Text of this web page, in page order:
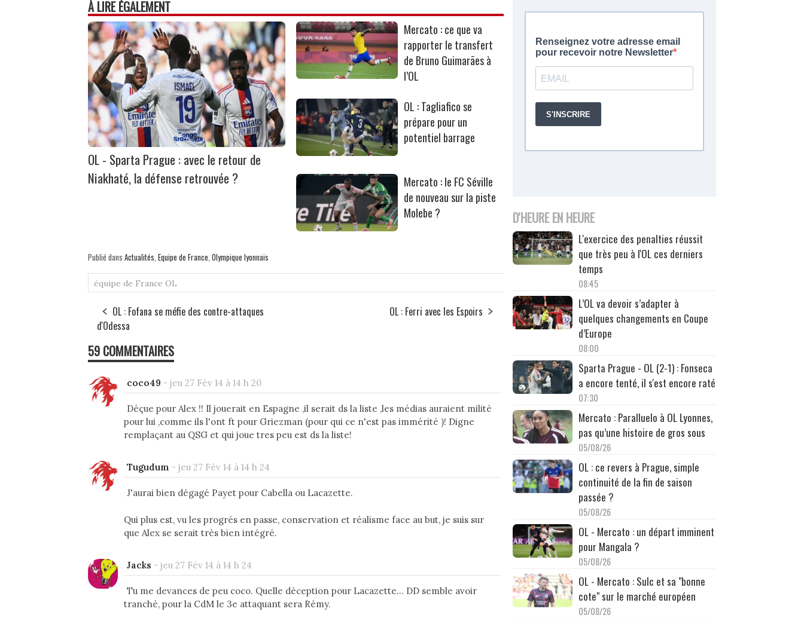
À LIRE ÉGALEMENT
OL - Sparta Prague : avec le retour de
Niakhaté, la défense retrouvée ?
Mercato : ce que va
rapporter le transfert
de Bruno Guimarães à
l’OL
OL : Tagliafico se
prépare pour un
potentiel barrage
Mercato : le FC Séville
de nouveau sur la piste
Molebe ?
Publié dans Actualités Equipe de France Olympique lyonnais
équipe de France OL
OL : Fofana se méfie des contre-attaques
d'Odessa
OL : Ferri avec les Espoirs
59 COMMENTAIRES
coco49 - jeu 27 Fév 14 à 14 h 20
Déçue pour Alex !! Il jouerait en Espagne ,il serait ds la liste ,les médias auraient milité
pour lui ,comme ils l'ont ft pour Griezman (pour qui ce n'est pas immérité )! Digne
remplaçant au QSG et qui joue tres peu est ds la liste!
Tugudum - jeu 27 Fév 14 à 14 h 24
J'aurai bien dégagé Payet pour Cabella ou Lacazette.
Qui plus est, vu les progrés en passe, conservation et réalisme face au but, je suis sur
que Alex se serait très bien intégré.
Jacks - jeu 27 Fév 14 à 14 h 24
Tu me devances de peu coco. Quelle déception pour Lacazette... DD semble avoir
tranché, pour la CdM le 3e attaquant sera Rémy.
D'HEURE EN HEURE
L'exercice des penalties réussit
que très peu à l'OL ces derniers
temps
08:45
L’OL va devoir s’adapter à
quelques changements en Coupe
d’Europe
08:00
Sparta Prague - OL (2-1) : Fonseca
a encore tenté, il s'est encore raté
07:30
Mercato : Paralluelo à OL Lyonnes,
pas qu’une histoire de gros sous
05/08/26
OL : ce revers à Prague, simple
continuité de la fin de saison
passée ?
05/08/26
OL - Mercato : un départ imminent
pour Mangala ?
05/08/26
OL - Mercato : Sulc et sa "bonne
cote" sur le marché européen
05/08/26